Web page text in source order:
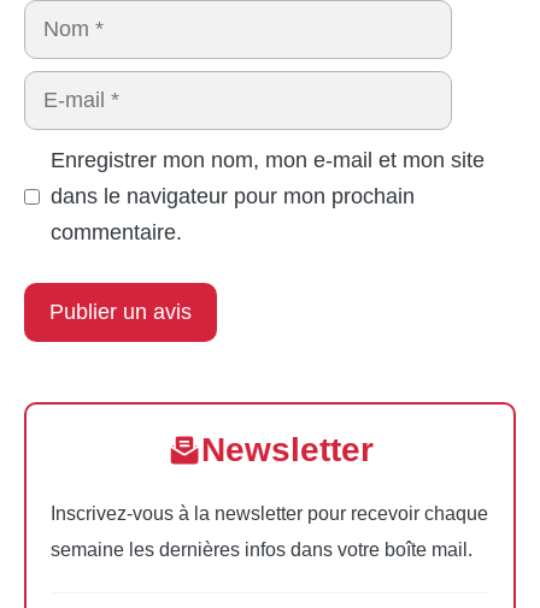
Nom
E-
mail
Enregistrer mon nom, mon e-mail et mon site
dans le navigateur pour mon prochain
commentaire.
Newsletter
Inscrivez-vous à la newsletter pour recevoir chaque
semaine les dernières infos dans votre boîte mail.